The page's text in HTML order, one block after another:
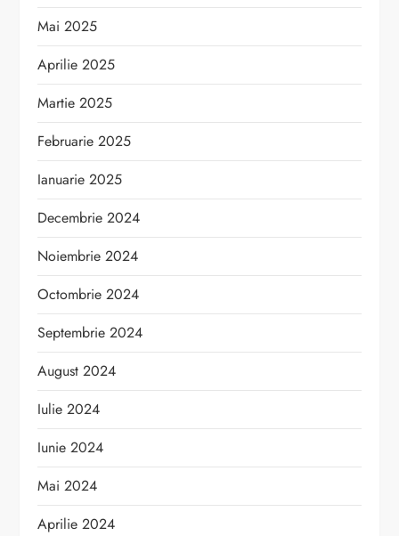
Mai 2025
Aprilie 2025
Martie 2025
Februarie 2025
Ianuarie 2025
Decembrie 2024
Noiembrie 2024
Octombrie 2024
Septembrie 2024
August 2024
Iulie 2024
Iunie 2024
Mai 2024
Aprilie 2024